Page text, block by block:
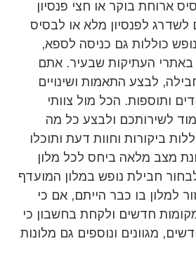
ארוחת בוקר או חצי פנסיון
לשדרג לפנסיון מלא או לבסיס
כוללות גם כניסה לספא,
באתרי העתיקות שבעיר. אתם
לבצע התאמות ושינויים
ותוספות. הכל מול צוותי
לשירותכם ולבצע כל מה
ביקורות וחוות דעת ותוכלו
מצב מלאה ביחס לכל מלון
חבילת נופש במלון המועדף
למלון בו כבר הייתם, אם כי
חדשים ולקחת בחשבון כי
מגוונים ונוספים גם מלונות